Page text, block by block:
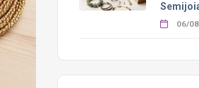
06/